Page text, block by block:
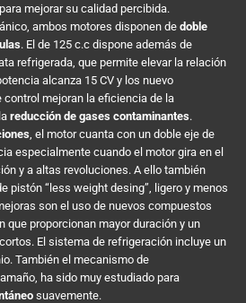
mejorar su calidad percibida.
ambos motores disponen de doble
. El de 125 c.c dispone además de
refrigerada, que permite elevar la relación
alcanza 15 CV y los nuevo
control mejoran la eficiencia de la
reducción de gases contaminantes.
, el motor cuanta con un doble eje de
especialmente cuando el motor gira en el
y a altas revoluciones. A ello también
pistón “less weight desing”, ligero y menos
son el uso de nuevos compuestos
que proporcionan mayor duración y un
El sistema de refrigeración incluye un
También el mecanismo de
ha sido muy estudiado para
suavemente.